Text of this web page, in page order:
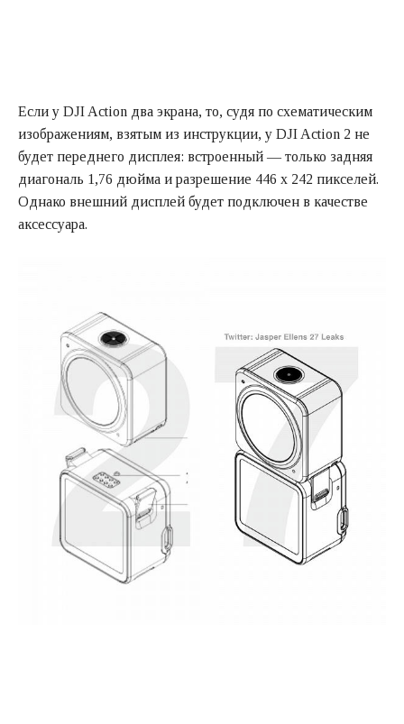
Если у DJI Action два экрана, то, судя по схематическим
изображениям, взятым из инструкции, у DJI Action 2 не
будет переднего дисплея: встроенный — только задняя
диагональ 1,76 дюйма и разрешение 446 x 242 пикселей.
Однако внешний дисплей будет подключен в качестве
аксессуара.